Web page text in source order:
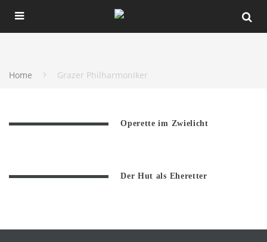
Home Grazer Philharmoniker
Operette im Zwielicht
Der Hut als Eheretter